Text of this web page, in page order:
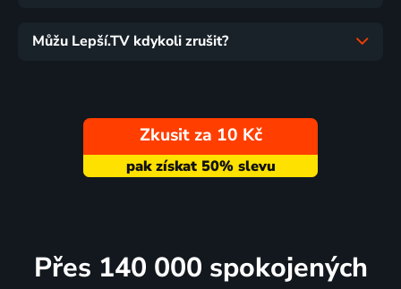
Můžu Lepší.TV kdykoli zrušit?
Zkusit za 10 Kč
Přes 140 000 spokojených